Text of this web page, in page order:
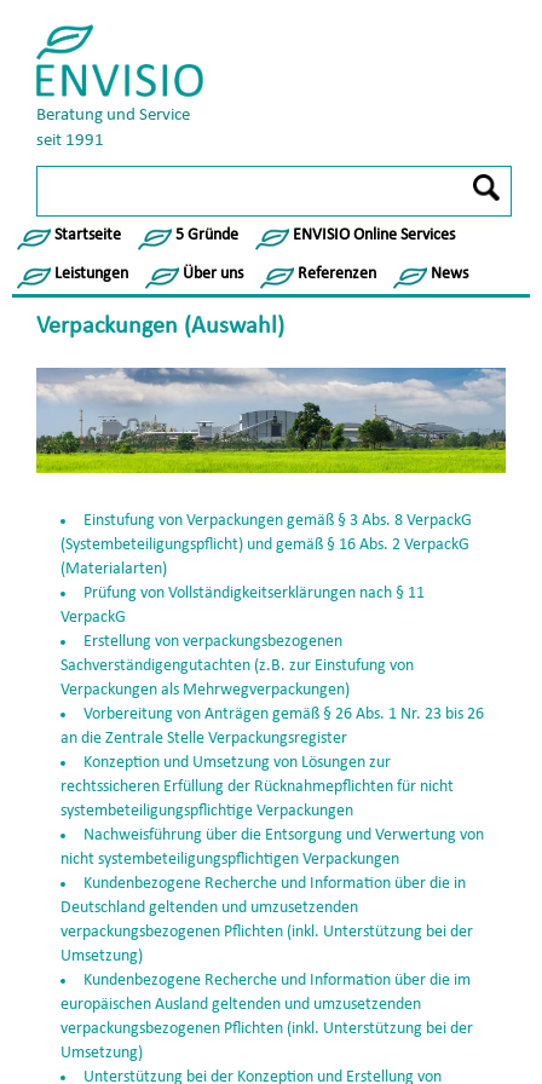
Beratung und Service
seit 1991
Startseite 5 Gründe ENVISIO Online Services
Leistungen Über uns Referenzen News
Verpackungen (Auswahl)
Einstufung von Verpackungen gemäß § 3 Abs. 8 VerpackG
(Systembeteiligungspflicht) und gemäß § 16 Abs. 2 VerpackG
(Materialarten)
Prüfung von Vollständigkeitserklärungen nach § 11
VerpackG
Erstellung von verpackungsbezogenen
Sachverständigengutachten (z.B. zur Einstufung von
Verpackungen als Mehrwegverpackungen)
Vorbereitung von Anträgen gemäß § 26 Abs. 1 Nr. 23 bis 26
an die Zentrale Stelle Verpackungsregister
Konzeption und Umsetzung von Lösungen zur
rechtssicheren Erfüllung der Rücknahmepflichten für nicht
systembeteiligungspflichtige Verpackungen
Nachweisführung über die Entsorgung und Verwertung von
nicht systembeteiligungspflichtigen Verpackungen
Kundenbezogene Recherche und Information über die in
Deutschland geltenden und umzusetzenden
verpackungsbezogenen Pflichten (inkl. Unterstützung bei der
Umsetzung)
Kundenbezogene Recherche und Information über die im
europäischen Ausland geltenden und umzusetzenden
verpackungsbezogenen Pflichten (inkl. Unterstützung bei der
Umsetzung)
Unterstützung bei der Konzeption und Erstellung von